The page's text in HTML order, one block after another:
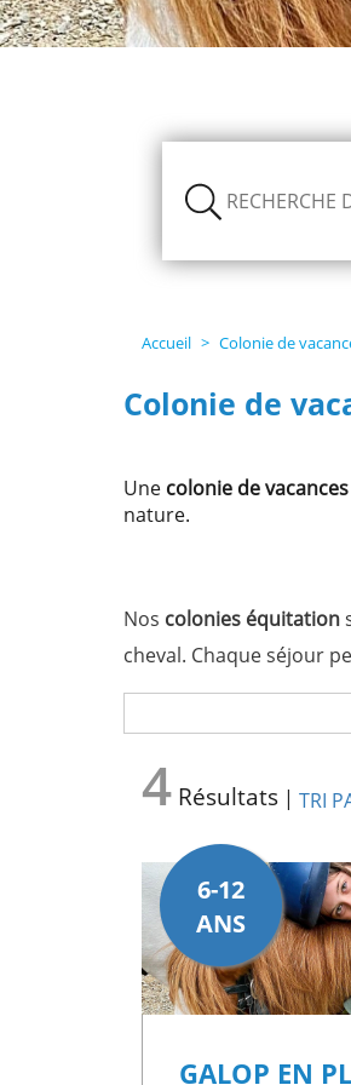
thèmes
d’entreprise
Accueil Colonie de
Colonie de
Une colonie de
nature.
Nos colonies équitation
cheval. Chaque séjour
Une colonie
Cet été, notre centre le
les bases de la
Les séjours sont
l’équilibre, la
perfectionnement à
Quel que soit leur
4 Résultats | TRI
6-12
ANS
GALOP EN